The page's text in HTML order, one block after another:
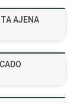
AJENA